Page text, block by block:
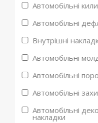
Автомобільні
Автомобільні
Внутрішні
Автомобільні
Автомобільні
Автомобільні
Автомобільні
накладки